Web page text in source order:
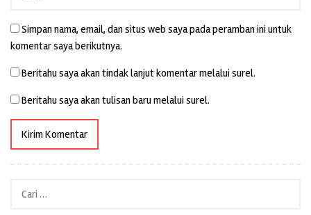
Simpan nama, email, dan situs web saya pada peramban ini untuk
komentar saya berikutnya.
Beritahu saya akan tindak lanjut komentar melalui surel.
Beritahu saya akan tulisan baru melalui surel.